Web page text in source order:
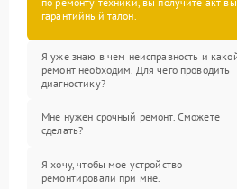
гарантийный талон.
Я уже знаю в чем неисправность и
ремонт необходим. Для чего проводить
диагностику?
Мне нужен срочный ремонт. Сможете
сделать?
Я хочу, чтобы мое устройство
ремонтировали при мне.